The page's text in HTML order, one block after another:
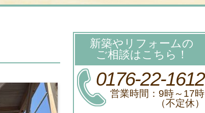
新築やリフォームの
ご相談はこちら！
0176-22-1612
営業時間：9時～17時
（不定休）